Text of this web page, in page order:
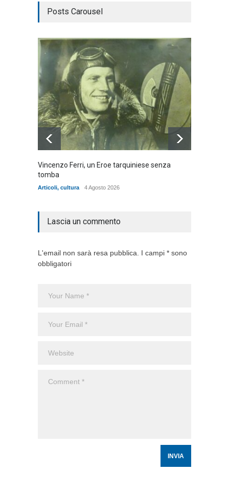
Posts Carousel
Vincenzo Ferri, un Eroe tarquiniese senza
tomba
Articoli, cultura 4 Agosto 2026
Lascia un commento
L'email non sarà resa pubblica. I campi * sono
obbligatori